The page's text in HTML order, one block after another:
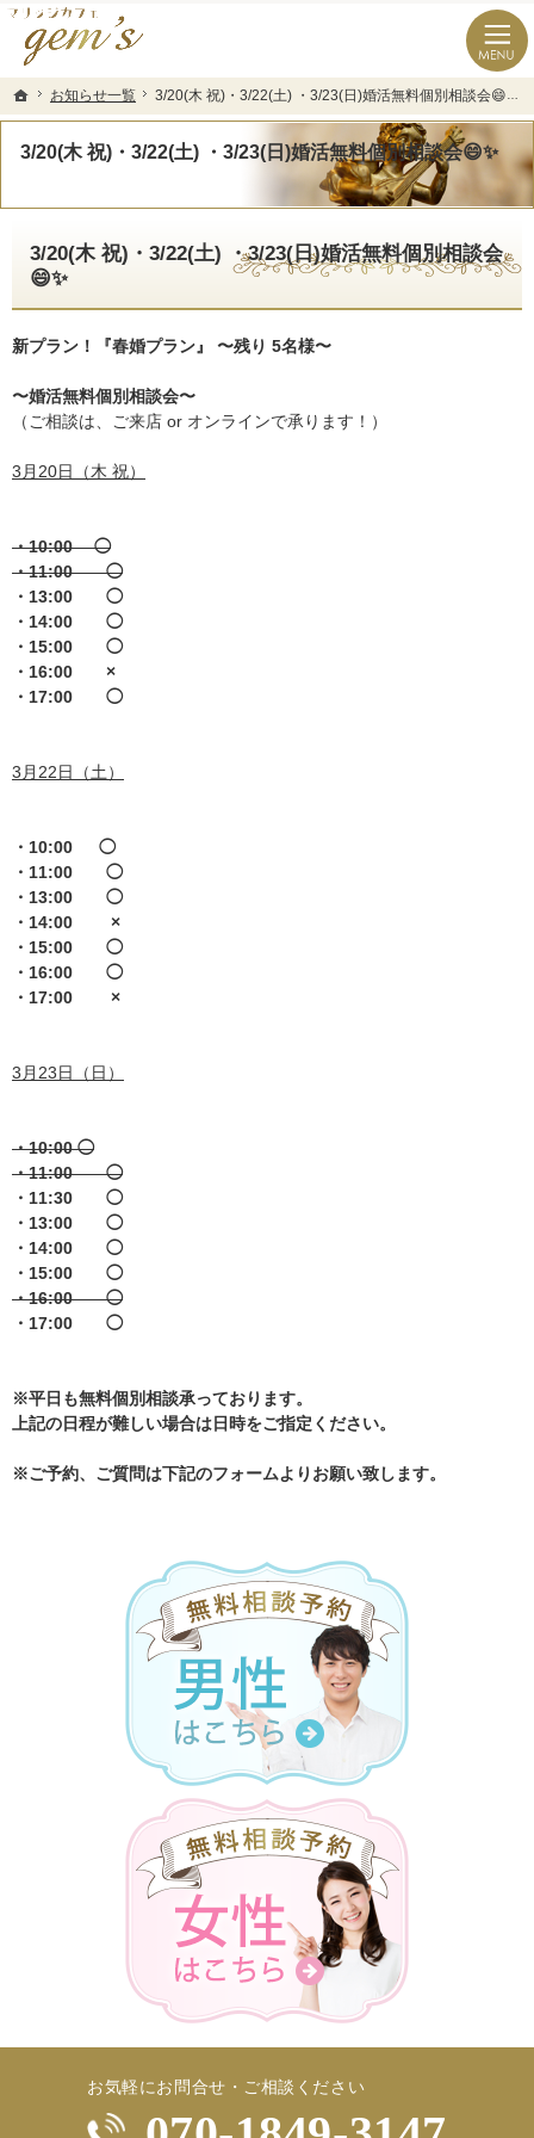
ホーム
お知らせ一覧 3/20(木 祝)・3/22(土) ・3/23(日)婚活無料個別相談会😄✨
3/20(木 祝)・3/22(土) ・3/23(日)婚活無料個別相談会😄✨
長崎県の婚活なら結婚相談所のマリッジカフェgem’ｓ（ジェムズ）
長崎県長崎市の結婚相談所マリッジカフェgem's(ジェムズ)
3/20(木 祝)・3/22(土) ・3/23(日)婚活無料個別相談会
😄✨
新プラン！『春婚プラン』 〜残り 5名様〜
〜婚活無料個別相談会〜
（ご相談は、ご来店 or オンラインで承ります！）
3月20日（木 祝）
・10:00 ◯
・11:00 ◯
・13:00 ◯
・14:00 ◯
・15:00 ◯
・16:00 ×
・17:00 ◯
3月22日（土）
・10:00 ◯
・11:00 ◯
・13:00 ◯
・14:00 ×
・15:00 ◯
・16:00 ◯
・17:00 ×
3月23日（日）
・10:00 ◯
・11:00 ◯
・11:30 ◯
・13:00 ◯
・14:00 ◯
・15:00 ◯
・16:00 ◯
・17:00 ◯
※平日も無料個別相談承っております。
上記の日程が難しい場合は日時をご指定ください。
※ご予約、ご質問は下記のフォームよりお願い致します。
ホーム
お知らせ一覧 3/20(木 祝)・3/22(土) ・3/23(日)婚活無料個別相談会😄✨
お気軽にお問合せ・ご相談ください